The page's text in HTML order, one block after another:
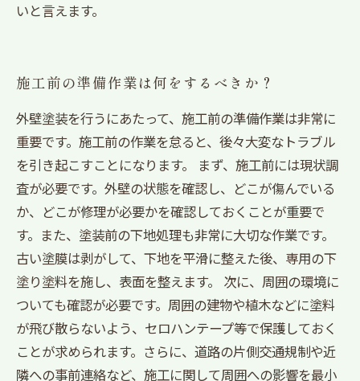
いと言えます。
施工前の準備作業は何をするべきか？
外壁塗装を行うにあたって、施工前の準備作業は非常に
重要です。施工前の作業を怠ると、後々大変なトラブル
を引き起こすことになります。 まず、施工前には現状調
査が必要です。外壁の状態を確認し、どこが傷んでいる
か、どこが修理が必要かを確認しておくことが重要で
す。また、塗装前の下地処理も非常に大切な作業です。
古い塗膜は剥がして、下地を平滑に整えた後、専用の下
塗り塗料を施し、表面を整えます。 次に、周囲の環境に
ついても確認が必要です。周囲の建物や植木などに塗料
が飛び散らないよう、セロハンテープ等で保護しておく
ことが求められます。さらに、道路の片側交通規制や近
隣への事前連絡など、施工に関して周囲への影響を最小